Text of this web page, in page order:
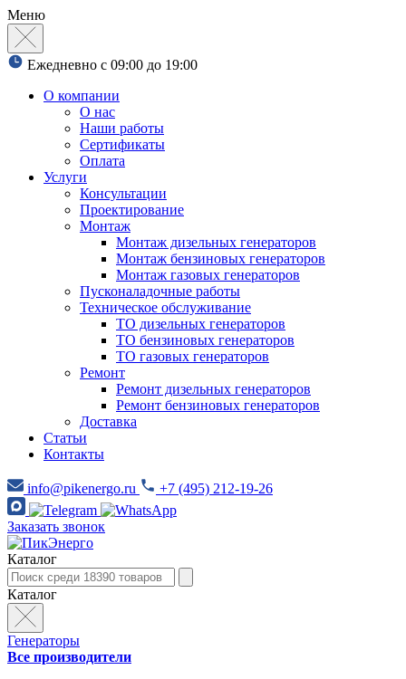
Меню
Ежедневно с 09:00 до 19:00
О компании
О нас
Наши работы
Сертификаты
Оплата
Услуги
Консультации
Проектирование
Монтаж
Монтаж дизельных генераторов
Монтаж бензиновых генераторов
Монтаж газовых генераторов
Пусконаладочные работы
Техническое обслуживание
ТО дизельных генераторов
ТО бензиновых генераторов
ТО газовых генераторов
Ремонт
Ремонт дизельных генераторов
Ремонт бензиновых генераторов
Доставка
Статьи
Контакты
info@pikenergo.ru +7 (495) 212-19-26
Заказать звонок
Каталог
Каталог
Генераторы
Все производители